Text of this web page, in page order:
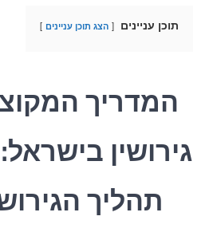
תוכן עניינים הצג תוכן עניינים
המדריך
גירושין
תהליך